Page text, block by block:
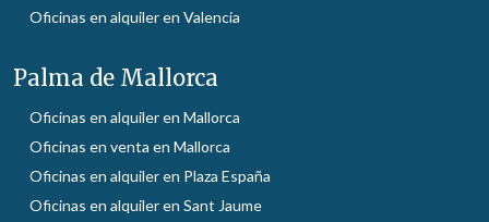
Oficinas en alquiler en Valencia
Palma de Mallorca
Oficinas en alquiler en Mallorca
Oficinas en venta en Mallorca
Oficinas en alquiler en Plaza España
Oficinas en alquiler en Sant Jaume